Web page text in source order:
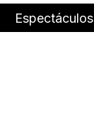
Espectáculos